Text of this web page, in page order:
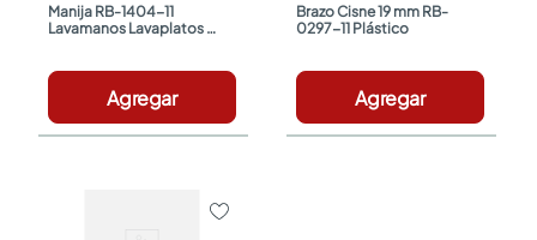
Manija RB-1404-11
Lavamanos Lavaplatos
Agregar
Brazo Cisne 19 mm RB-
0297-11 Plástico
Agregar